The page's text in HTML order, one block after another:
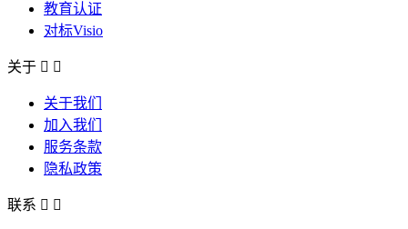
教育认证
对标Visio
关于  
关于我们
加入我们
服务条款
隐私政策
联系  